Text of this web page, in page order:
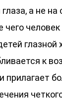
а не на
чего
глазной
к
прилагает